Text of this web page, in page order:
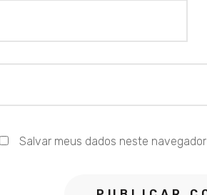
Salvar meus dados neste